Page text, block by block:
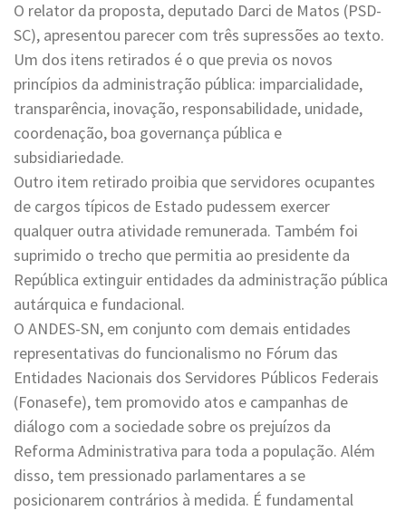
O relator da proposta, deputado Darci de Matos (PSD-
SC), apresentou parecer com três supressões ao texto.
Um dos itens retirados é o que previa os novos
princípios da administração pública: imparcialidade,
transparência, inovação, responsabilidade, unidade,
coordenação, boa governança pública e
subsidiariedade.
Outro item retirado proibia que servidores ocupantes
de cargos típicos de Estado pudessem exercer
qualquer outra atividade remunerada. Também foi
suprimido o trecho que permitia ao presidente da
República extinguir entidades da administração pública
autárquica e fundacional.
O ANDES-SN, em conjunto com demais entidades
representativas do funcionalismo no Fórum das
Entidades Nacionais dos Servidores Públicos Federais
(Fonasefe), tem promovido atos e campanhas de
diálogo com a sociedade sobre os prejuízos da
Reforma Administrativa para toda a população. Além
disso, tem pressionado parlamentares a se
posicionarem contrários à medida. É fundamental